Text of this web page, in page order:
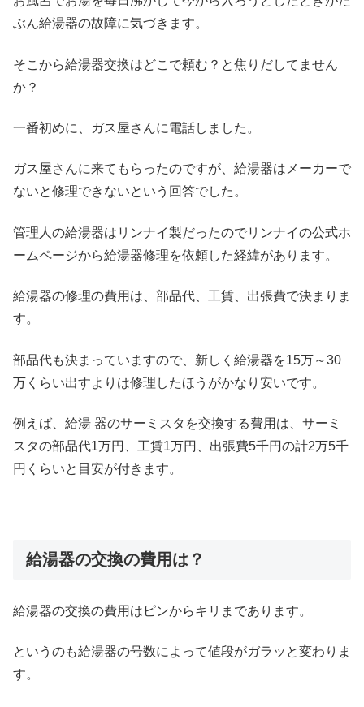
ぶん給湯器の故障に気づきます。
そこから給湯器交換はどこで頼む？と焦りだしてません
か？
一番初めに、ガス屋さんに電話しました。
ガス屋さんに来てもらったのですが、給湯器はメーカーで
ないと修理できないという回答でした。
管理人の給湯器はリンナイ製だったのでリンナイの公式ホ
ームページから給湯器修理を依頼した経緯があります。
給湯器の修理の費用は、部品代、工賃、出張費で決まりま
す。
部品代も決まっていますので、新しく給湯器を15万～30
万くらい出すよりは修理したほうがかなり安いです。
例えば、給湯 器のサーミスタを交換する費用は、サーミ
スタの部品代1万円、工賃1万円、出張費5千円の計2万5千
円くらいと目安が付きます。
給湯器の交換の費用は？
給湯器の交換の費用はピンからキリまであります。
というのも給湯器の号数によって値段がガラッと変わりま
す。